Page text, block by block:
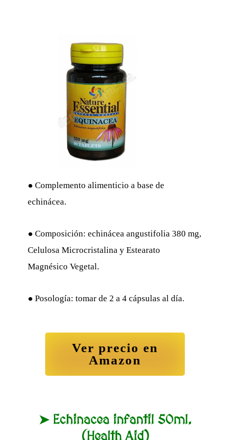
● Complemento alimenticio a base de
echinácea.
● Composición: echinácea angustifolia 380 mg,
Celulosa Microcristalina y Estearato
Magnésico Vegetal.
● Posología: tomar de 2 a 4 cápsulas al día.
Ver precio en
Amazon
➤ Echinacea infantil 50ml.
(Health Aid)